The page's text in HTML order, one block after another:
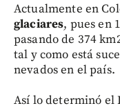
Actualmente en
glaciares, pues en
pasando de 374
tal y como está
nevados en el país.
Así lo determinó el